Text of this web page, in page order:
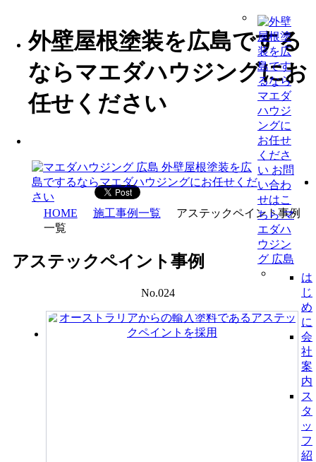
外壁屋根塗装を広島でする
ならマエダハウジングにお
任せください
は
じ
め
に
会
社
案
内
ス
タ
ッ
フ
紹
HOME 施工事例一覧
アステックペイント事例
一覧
アステックペイント事例
No.024